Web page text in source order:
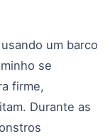
um barco
se
firme,
Durante as